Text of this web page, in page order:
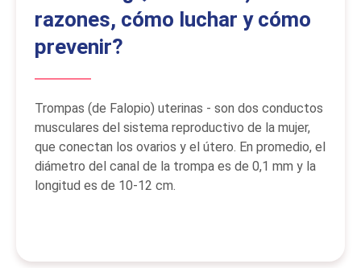
razones, cómo luchar y cómo
prevenir?
Trompas (de Falopio) uterinas - son dos conductos
musculares del sistema reproductivo de la mujer,
que conectan los ovarios y el útero. En promedio, el
diámetro del canal de la trompa es de 0,1 mm y la
longitud es de 10-12 cm.